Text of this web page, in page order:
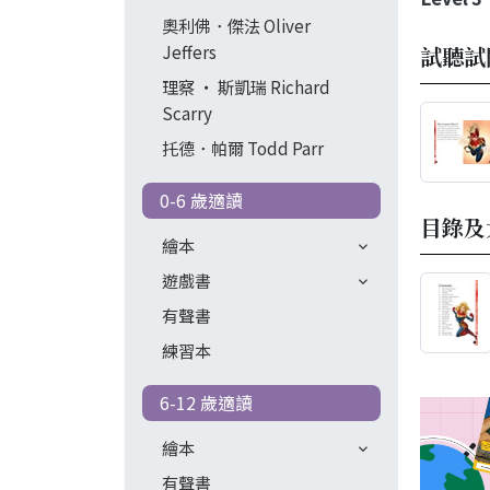
奧利佛．傑法 Oliver
Jeffers
理察 ‧ 斯凱瑞 Richard
Scarry
托德．帕爾 Todd Parr
0-6 歲適讀
繪本
遊戲書
有聲書
練習本
6-12 歲適讀
繪本
有聲書
試聽
目錄